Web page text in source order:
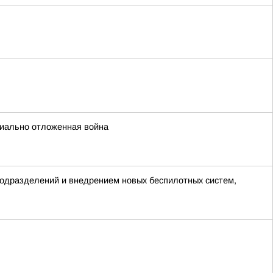
отложенная война
и внедрением новых беспилотных систем,